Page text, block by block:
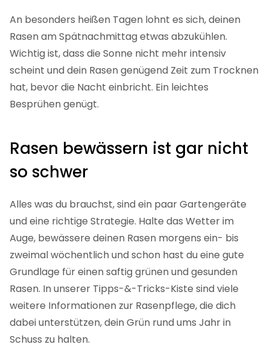
Artikelnachlesen.
Rasen wässern bei Trockenheit
An besonders heißen Tagen lohnt es sich, deinen
Rasen am Spätnachmittag etwas abzukühlen.
scheint und dein Rasen genügend Zeit zum Trocknen
hat, bevor die Nacht einbricht. Ein leichtes
Besprühen genügt.
Rasen bewässern ist gar nicht
so schwer
Alles was du brauchst, sind ein paar Gartengeräte
und eine richtige Strategie. Halte das Wetter im
Auge, bewässere deinen Rasen morgens ein- bis
zweimal wöchentlich und schon hast du eine gute